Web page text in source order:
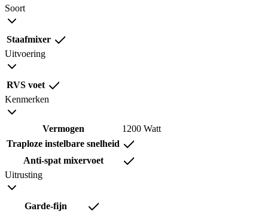
Soort
Staafmixer
Uitvoering
RVS voet
Kenmerken
Vermogen
1200 Watt
Traploze instelbare snelheid
Anti-spat mixervoet
Uitrusting
Garde-fijn